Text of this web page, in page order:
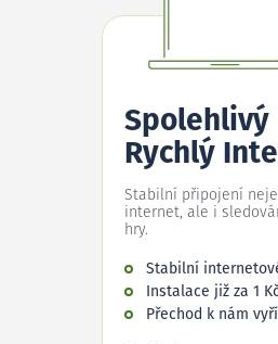
Spolehlivý
Rychlý
Stabilní připojení
internet, ale i
hry.
Stabilní
Instalace již za 1 Kč
Přechod k nám